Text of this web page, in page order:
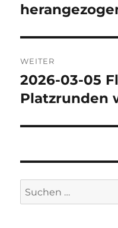
WEITER
Nächster
Beitrag:
2026-03-05
Platzrunden
Suchen
nach: